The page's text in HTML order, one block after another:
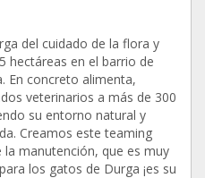
del cuidado de la flora y
hectáreas en el barrio de
En concreto alimenta,
veterinarios a más de 300
su entorno natural y
Creamos este teaming
manutención, que es muy
los gatos de Durga ¡es su